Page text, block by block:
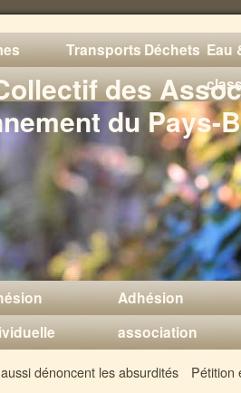
des
du Pays-
TransportsDéchets Eau
Adhésion
association
dénoncent les absurdités Pétition